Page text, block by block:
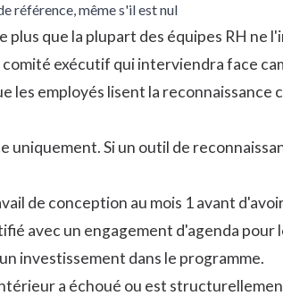
référence, même s'il est nul
que la plupart des équipes RH ne
exécutif qui interviendra face
les employés lisent la
uniquement. Si un outil de
de conception au mois 1 avant
avec un engagement d'agenda pour
investissement dans le programme.
a échoué ou est